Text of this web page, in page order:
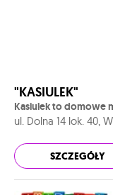
"KASIULEK"
Kasiulek to domowe
ul. Dolna 14 lok. 40,
SZCZEGÓŁY